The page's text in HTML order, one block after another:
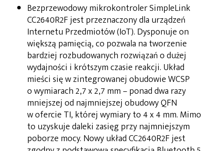
Bezprzewodowy mikrokontroler SimpleLink
CC2640R2F jest przeznaczony dla urządzeń
Internetu Przedmiotów (IoT). Dysponuje on
większą pamięcią, co pozwala na tworzenie
bardziej rozbudowanych rozwiązań o dużej
wydajności i krótszym czasie reakcji. Układ
mieści się w zintegrowanej obudowie WCSP
o wymiarach 2,7 x 2,7 mm – ponad dwa razy
mniejszej od najmniejszej obudowy QFN
w ofercie TI, której wymiary to 4 x 4 mm. Mimo
to uzyskuje daleki zasięg przy najmniejszym
poborze mocy. Nowy układ CC2640R2F jest